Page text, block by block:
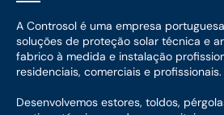
A Controsol é uma empresa
soluções de proteção solar técnica e
fabrico à medida e instalação
residenciais, comerciais e profissionais.
Desenvolvemos estores, toldos,